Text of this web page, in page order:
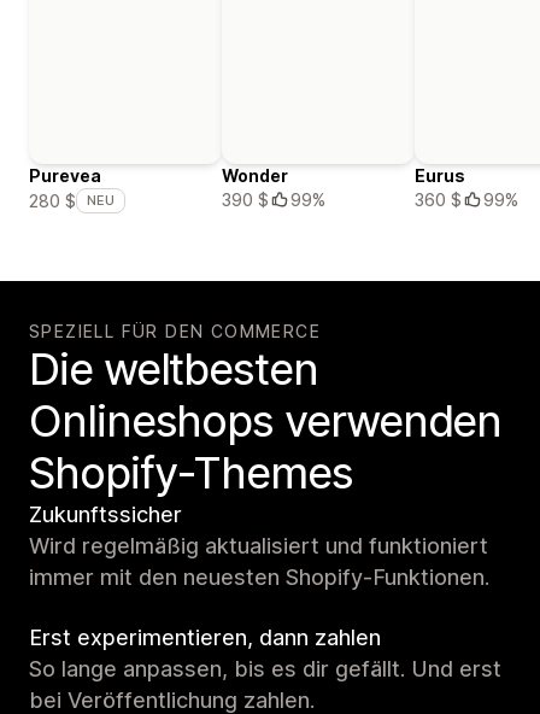
Purevea
280 $
NEU
Wonder
390 $
99%
Eurus
360 $
99%
SPEZIELL FÜR DEN COMMERCE
Die weltbesten
Onlineshops verwenden
Shopify-Themes
Zukunftssicher
Wird regelmäßig aktualisiert und funktioniert
immer mit den neuesten Shopify-Funktionen.
Erst experimentieren, dann zahlen
So lange anpassen, bis es dir gefällt. Und erst
bei Veröffentlichung zahlen.